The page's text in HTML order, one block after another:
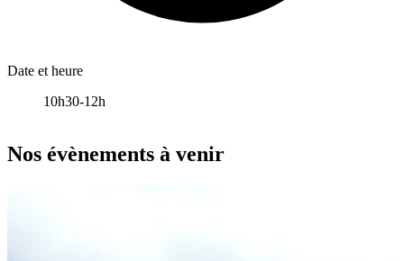
Date et heure
10h30-12h
+
Nos évènements à venir